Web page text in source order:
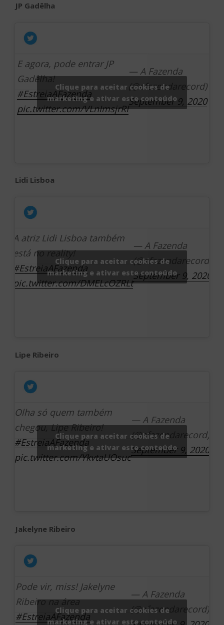
JP Gadêlha
E agora, pode entrar JP
Gadêlha!
#EstreiaAFazenda
pic.twitter.com/VLnImsjrRI
— A Fazenda
(@afazendarecord)
September 9, 2020
Clique para aceitar cookies de
marketing e ativar este conteúdo
Lidi Lisboa
A atriz Lidi Lisboa também
está no reality!
#EstreiaAFazenda
pic.twitter.com/DMELcOZRLt
— A Fazenda
(@afazendarecord)
September 9, 2020
Clique para aceitar cookies de
marketing e ativar este conteúdo
Lipe Ribeiro
Olha só quem também
chegou, Lipe Ribeiro!
#EstreiaAFazenda
pic.twitter.com/YkvtaUOsuc
— A Fazenda
(@afazendarecord)
September 9, 2020
Clique para aceitar cookies de
marketing e ativar este conteúdo
Jakelyne Ribeiro
Pode vir, miss! Jakelyne
Ribeiro na área
#EstreiaAFazenda
— A Fazenda
(@afazendarecord)
Clique para aceitar cookies de
marketing e ativar este conteúdo